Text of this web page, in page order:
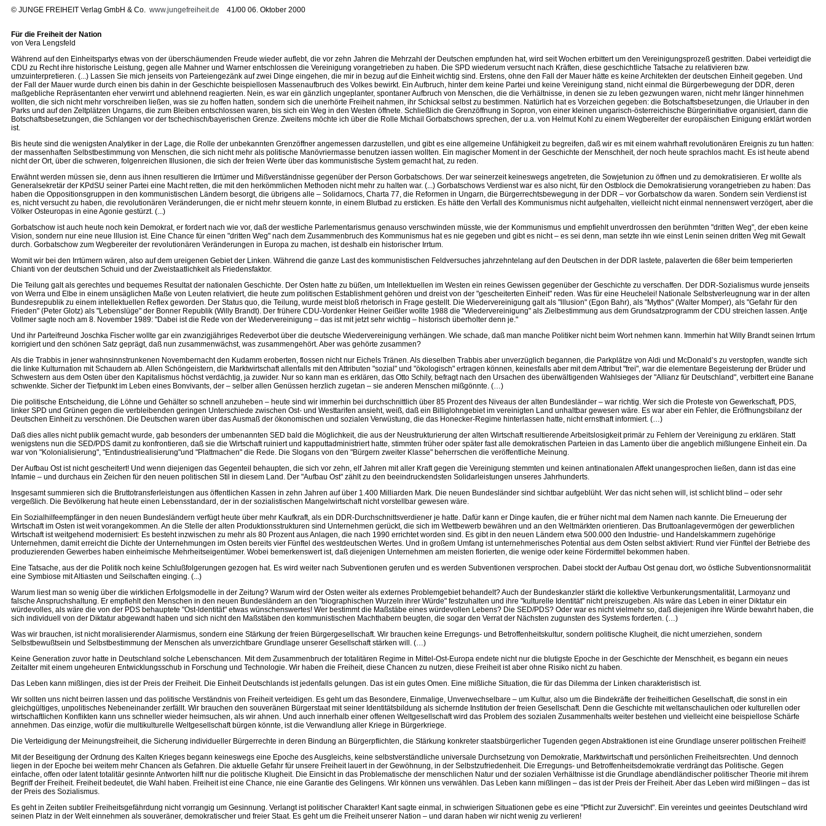
© JUNGE FREIHEIT Verlag GmbH & Co. www.jungefreiheit.de 41/00 06. Oktober 2000
Für die Freiheit der Nation
von Vera Lengsfeld
Während auf den Einheitspartys etwas von der überschäumenden Freude wieder auflebt, die vor zehn Jahren die Mehrzahl der Deutschen empfunden hat, wird seit Wochen erbittert um den Vereinigungsprozeß gestritten. Dabei verteidigt die
CDU zu Recht ihre historische Leistung, gegen alle Mahner und Warner entschlossen die Vereinigung vorangetrieben zu haben. Die SPD wiederum versucht nach Kräften, diese geschichtliche Tatsache zu relativieren bzw.
umzuinterpretieren. (...) Lassen Sie mich jenseits von Parteiengezänk auf zwei Dinge eingehen, die mir in bezug auf die Einheit wichtig sind. Erstens, ohne den Fall der Mauer hätte es keine Architekten der deutschen Einheit gegeben. Und
der Fall der Mauer wurde durch einen bis dahin in der Geschichte beispiellosen Massenaufbruch des Volkes bewirkt. Ein Aufbruch, hinter dem keine Partei und keine Vereinigung stand, nicht einmal die Bürgerbewegung der DDR, deren
maßgebliche Repräsentanten eher verwirrt und ablehnend reagierten. Nein, es war ein gänzlich ungeplanter, spontaner Aufbruch von Menschen, die die Verhältnisse, in denen sie zu leben gezwungen waren, nicht mehr länger hinnehmen
wollten, die sich nicht mehr vorschreiben ließen, was sie zu hoffen hatten, sondern sich die unerhörte Freiheit nahmen, ihr Schicksal selbst zu bestimmen. Natürlich hat es Vorzeichen gegeben: die Botschaftsbesetzungen, die Urlauber in den
Parks und auf den Zeltplätzen Ungarns, die zum Bleiben entschlossen waren, bis sich ein Weg in den Westen öffnete. Schließlich die Grenzöffnung in Sopron, von einer kleinen ungarisch-österreichische Bürgerinitiative organisiert, dann die
Botschaftsbesetzungen, die Schlangen vor der tschechisch/bayerischen Grenze. Zweitens möchte ich über die Rolle Michail Gorbatschows sprechen, der u.a. von Helmut Kohl zu einem Wegbereiter der europäischen Einigung erklärt worden
ist.
Bis heute sind die wenigsten Analytiker in der Lage, die Rolle der unbekannten Grenzöffner angemessen darzustellen, und gibt es eine allgemeine Unfähigkeit zu begreifen, daß wir es mit einem wahrhaft revolutionären Ereignis zu tun hatten:
der massenhaften Selbstbestimmung von Menschen, die sich nicht mehr als politische Manövriermasse benutzen iassen wollten. Ein magischer Moment in der Geschichte der Menschheit, der noch heute sprachlos macht. Es ist heute abend
nicht der Ort, über die schweren, folgenreichen Illusionen, die sich der freien Werte über das kommunistische System gemacht hat, zu reden.
Erwähnt werden müssen sie, denn aus ihnen resultieren die Irrtümer und Mißverständnisse gegenüber der Person Gorbatschows. Der war seinerzeit keineswegs angetreten, die Sowjetunion zu öffnen und zu demokratisieren. Er wollte als
Generalsekretär der KPdSU seiner Partei eine Macht retten, die mit den herkömmlichen Methoden nicht mehr zu halten war. (...) Gorbatschows Verdienst war es also nicht, für den Ostblock die Demokratisierung vorangetrieben zu haben: Das
haben die Oppositionsgruppen in den kommunistischen Ländern besorgt, die übrigens alle – Solidarnocs, Charta 77, die Reformen in Ungarn, die Bürgerrechtsbewegung in der DDR – vor Gorbatschow da waren. Sondern sein Verdienst ist
es, nicht versucht zu haben, die revolutionären Veränderungen, die er nicht mehr steuern konnte, in einem Blutbad zu ersticken. Es hätte den Verfall des Kommunismus nicht aufgehalten, vielleicht nicht einmal nennenswert verzögert, aber die
Völker Osteuropas in eine Agonie gestürzt. (...)
Gorbatschow ist auch heute noch kein Demokrat, er fordert nach wie vor, daß der westliche Parlementarismus genauso verschwinden müsste, wie der Kommunismus und empfiehlt unverdrossen den berühmten "dritten Weg", der eben keine
Vision, sondern nur eine neue lllusion ist. Eine Chance für einen "dritten Weg" nach dem Zusammenbruch des Kommunismus hat es nie gegeben und gibt es nicht – es sei denn, man setzte ihn wie einst Lenin seinen dritten Weg mit Gewalt
durch. Gorbatschow zum Wegbereiter der revolutionären Veränderungen in Europa zu machen, ist deshalb ein historischer Irrtum.
Womit wir bei den Irrtümern wären, also auf dem ureigenen Gebiet der Linken. Während die ganze Last des kommunistischen Feldversuches jahrzehntelang auf den Deutschen in der DDR lastete, palaverten die 68er beim temperierten
Chianti von der deutschen Schuid und der Zweistaatlichkeit als Friedensfaktor.
Die Teilung galt als gerechtes und bequemes Resultat der nationalen Geschichte. Der Osten hatte zu büßen, um Intellektuellen im Westen ein reines Gewissen gegenüber der Geschichte zu verschaffen. Der DDR-Sozialismus wurde jenseits
von Werra und Elbe in einem unsäglichen Maße von Leuten relativiert, die heute zum politischen Establishment gehören und dreist von der "gescheiterten Einheit" reden. Was für eine Heuchelei! Nationale Selbstverleugnung war in der alten
Bundesrepublik zu einem intellektuellen Reflex geworden. Der Status quo, die Teilung, wurde meist bloß rhetorisch in Frage gestellt. Die Wiedervereinigung galt als "lllusion" (Egon Bahr), als "Mythos" (Walter Momper), als "Gefahr für den
Frieden" (Peter Glotz) als "Lebenslüge" der Bonner Republik (Willy Brandt). Der frühere CDU-Vordenker Heiner Geißler wollte 1988 die "Wiedervereinigung" als Zielbestimmung aus dem Grundsatzprogramm der CDU streichen lassen. Antje
Vollmer sagte noch am 8. November 1989: "Dabei ist die Rede von der Wiedervereinigung – das ist mit jetzt sehr wichtig – historisch überholter denn je."
Und ihr Parteifreund Joschka Fischer wollte gar ein zwanzigjähriges Redeverbot über die deutsche Wiedervereinigung verhängen. Wie schade, daß man manche Politiker nicht beim Wort nehmen kann. Immerhin hat Willy Brandt seinen Irrtum
korrigiert und den schönen Satz geprägt, daß nun zusammenwächst, was zusammengehört. Aber was gehörte zusammen?
Als die Trabbis in jener wahnsinnstrunkenen Novembernacht den Kudamm eroberten, flossen nicht nur Eichels Tränen. Als dieselben Trabbis aber unverzüglich begannen, die Parkplätze von Aldi und McDonald’s zu verstopfen, wandte sich
die linke Kulturnation mit Schaudern ab. Allen Schöngeistern, die Marktwirtschaft allenfalls mit den Attributen "sozial" und "ökologisch" ertragen können, keinesfalls aber mit dem Attribut "frei", war die elementare Begeisterung der Brüder und
Schwestern aus dem Osten über den Kapitalismus höchst verdächtig, ja zuwider. Nur so kann man es erklären, das Otto Schily, befragt nach den Ursachen des überwältigenden Wahlsieges der "Allianz für Deutschland", verbittert eine Banane
schwenkte. Sicher der Tiefpunkt im Leben eines Bonvivants, der – selber allen Genüssen herzlich zugetan – sie anderen Menschen mißgönnte. (…)
Die politische Entscheidung, die Löhne und Gehälter so schnell anzuheben – heute sind wir immerhin bei durchschnittlich über 85 Prozent des Niveaus der alten Bundesländer – war richtig. Wer sich die Proteste von Gewerkschaft, PDS,
linker SPD und Grünen gegen die verbleibenden geringen Unterschiede zwischen Ost- und Westtarifen ansieht, weiß, daß ein Billiglohngebiet im vereinigten Land unhaltbar gewesen wäre. Es war aber ein Fehler, die Eröffnungsbilanz der
Deutschen Einheit zu verschönen. Die Deutschen waren über das Ausmaß der ökonomischen und sozialen Verwüstung, die das Honecker-Regime hinterlassen hatte, nicht ernsthaft informiert. (…)
Daß dies alles nicht publik gemacht wurde, gab besonders der umbenannten SED bald die Möglichkeit, die aus der Neustrukturierung der alten Wirtschaft resultierende Arbeitslosigkeit primär zu Fehlern der Vereinigung zu erklären. Statt
wenigstens nun die SED/PDS damit zu konfrontieren, daß sie die Wirtschaft ruiniert und kapputtadministriert hatte, stimmten früher oder später fast alle demokratischen Parteien in das Lamento über die angeblich mißlungene Einheit ein. Da
war von "Kolonialisierung", "Entindustriealisierung"und "Plattmachen" die Rede. Die Slogans von den "Bürgern zweiter Klasse" beherrschen die veröffentliche Meinung.
Der Aufbau Ost ist nicht gescheitert! Und wenn diejenigen das Gegenteil behaupten, die sich vor zehn, elf Jahren mit aller Kraft gegen die Vereinigung stemmten und keinen antinationalen Affekt unangesprochen ließen, dann ist das eine
Infamie – und durchaus ein Zeichen für den neuen politischen Stil in diesem Land. Der "Aufbau Ost" zählt zu den beeindruckendsten Solidarleistungen unseres Jahrhunderts.
Insgesamt summieren sich die Bruttotransferleistungen aus öffentlichen Kassen in zehn Jahren auf über 1.400 Milliarden Mark. Die neuen Bundesländer sind sichtbar aufgeblüht. Wer das nicht sehen will, ist schlicht blind – oder sehr
vergeßlich. Die Bevölkerung hat heute einen Lebensstandard, der in der sozialistischen Mangelwirtschaft nicht vorstellbar gewesen wäre.
Ein Sozialhilfeempfänger in den neuen Bundesländern verfügt heute über mehr Kaufkraft, als ein DDR-Durchschnittsverdiener je hatte. Dafür kann er Dinge kaufen, die er früher nicht mal dem Namen nach kannte. Die Erneuerung der
Wirtschaft im Osten ist weit vorangekommen. An die Stelle der alten Produktionsstrukturen sind Unternehmen gerückt, die sich im Wettbewerb bewähren und an den Weltmärkten orientieren. Das Bruttoanlagevermögen der gewerblichen
Wirtschaft ist weitgehend modernisiert: Es besteht inzwischen zu mehr als 80 Prozent aus Anlagen, die nach 1990 errichtet worden sind. Es gibt in den neuen Ländern etwa 500.000 den Industrie- und Handelskammern zugehörige
Unternehmen, damit erreicht die Dichte der Unternehmungen im Osten bereits vier Fünftel des westdeutschen Wertes. Und in großem Umfang ist unternehmerisches Potential aus dem Osten selbst aktiviert: Rund vier Fünftel der Betriebe des
produzierenden Gewerbes haben einheimische Mehrheitseigentümer. Wobei bemerkenswert ist, daß diejenigen Unternehmen am meisten florierten, die wenige oder keine Fördermittel bekommen haben.
Eine Tatsache, aus der die Politik noch keine Schlußfolgerungen gezogen hat. Es wird weiter nach Subventionen gerufen und es werden Subventionen versprochen. Dabei stockt der Aufbau Ost genau dort, wo östliche Subventionsnormalität
eine Symbiose mit Altiasten und Seilschaften einging. (...)
Warum liest man so wenig über die wirklichen Erfolgsmodelle in der Zeitung? Warum wird der Osten weiter als externes Problemgebiet behandelt? Auch der Bundeskanzler stärkt die kollektive Verbunkerungsmentalität, Larmoyanz und
falsche Anspruchshaltung. Er empfiehlt den Menschen in den neuen Bundesländern an den "biographischen Wurzeln ihrer Würde" festzuhalten und ihre "kulturelle Identität" nicht preiszugeben. Als wäre das Leben in einer Diktatur ein
würdevolles, als wäre die von der PDS behauptete "Ost-ldentität" etwas wünschenswertes! Wer bestimmt die Maßstäbe eines würdevollen Lebens? Die SED/PDS? Oder war es nicht vielmehr so, daß diejenigen ihre Würde bewahrt haben, die
sich individuell von der Diktatur abgewandt haben und sich nicht den Maßstäben den kommunistischen Machthabern beugten, die sogar den Verrat der Nächsten zugunsten des Systems forderten. (…)
Was wir brauchen, ist nicht moralisierender Alarmismus, sondern eine Stärkung der freien Bürgergesellschaft. Wir brauchen keine Erregungs- und Betroffenheitskultur, sondern politische Klugheit, die nicht umerziehen, sondern
Selbstbewußtsein und Selbstbestimmung der Menschen als unverzichtbare Grundlage unserer Gesellschaft stärken will. (…)
Keine Generation zuvor hatte in Deutschland solche Lebenschancen. Mit dem Zusammenbruch der totalitären Regime in Mittel-Ost-Europa endete nicht nur die blutigste Epoche in der Geschichte der Menschheit, es begann ein neues
Zeitalter mit einem ungeheuren Entwicklungsschub in Forschung und Technologie. Wir haben die Freiheit, diese Chancen zu nutzen, diese Freiheit ist aber ohne Risiko nicht zu haben.
Das Leben kann mißlingen, dies ist der Preis der Freiheit. Die Einheit Deutschlands ist jedenfalls gelungen. Das ist ein gutes Omen. Eine mißliche Situation, die für das Dilemma der Linken charakteristisch ist.
Wir sollten uns nicht beirren lassen und das politische Verständnis von Freiheit verteidigen. Es geht um das Besondere, Einmalige, Unverwechselbare – um Kultur, also um die Bindekräfte der freiheitlichen Gesellschaft, die sonst in ein
gleichgültiges, unpolitisches Nebeneinander zerfällt. Wir brauchen den souveränen Bürgerstaat mit seiner Identitätsbildung als sichernde Institution der freien Gesellschaft. Denn die Geschichte mit weltanschaulichen oder kulturellen oder
wirtschaftlichen Konflikten kann uns schneller wieder heimsuchen, als wir ahnen. Und auch innerhalb einer offenen Weltgesellschaft wird das Problem des sozialen Zusammenhalts weiter bestehen und vielleicht eine beispiellose Schärfe
annehmen. Das einzige, wofür die multikulturelle Weltgesellschaft bürgen könnte, ist die Verwandlung aller Kriege in Bürgerkriege.
Die Verteidigung der Meinungsfreiheit, die Sicherung individueller Bürgerrechte in deren Bindung an Bürgerpflichten, die Stärkung konkreter staatsbürgerlicher Tugenden gegen Abstraktionen ist eine Grundlage unserer politischen Freiheit!
Mit der Beseitigung der Ordnung des Kalten Krieges begann keineswegs eine Epoche des Ausgleichs, keine selbstverständliche universale Durchsetzung von Demokratie, Marktwirtschaft und persönlichen Freiheitsrechten. Und dennoch
liegen in der Epoche bei weitem mehr Chancen als Gefahren. Die aktuelle Gefahr für unsere Freiheit lauert in der Gewöhnung, in der Selbstzufriedenheit. Die Erregungs- und Betroffenheitsdemokratie verdrängt das Politische. Gegen
einfache, offen oder latent totalitär gesinnte Antworten hilft nur die politische Klugheit. Die Einsicht in das Problematische der menschlichen Natur und der sozialen Verhältnisse ist die Grundlage abendländischer politischer Theorie mit ihrem
Begriff der Freiheit. Freiheit bedeutet, die Wahl haben. Freiheit ist eine Chance, nie eine Garantie des Gelingens. Wir können uns verwählen. Das Leben kann mißlingen – das ist der Preis der Freiheit. Aber das Leben wird mißlingen – das ist
der Preis des Sozialismus.
Es geht in Zeiten subtiler Freiheitsgefährdung nicht vorrangig um Gesinnung. Verlangt ist politischer Charakter! Kant sagte einmal, in schwierigen Situationen gebe es eine "Pflicht zur Zuversicht". Ein vereintes und geeintes Deutschland wird
seinen Platz in der Welt einnehmen als souveräner, demokratischer und freier Staat. Es geht um die Freiheit unserer Nation – und daran haben wir nicht wenig zu verlieren!